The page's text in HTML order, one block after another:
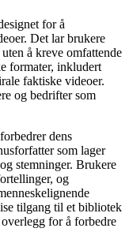
for å
Det lar brukere
å kreve omfattende
formater, inkludert
faktiske videoer.
og bedrifter som
dens
som lager
stemninger. Brukere
og
tilgang til et bibliotek
for å forbedre